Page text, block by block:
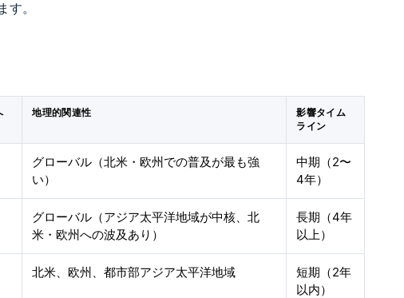
。
地理的関連性
影響タイム
ライン
グローバル（北米・欧州での普及が最も強
い）
中期（2〜
4年）
グローバル（アジア太平洋地域が中核、北
米・欧州への波及あり）
長期（4年
以上）
北米、欧州、都市部アジア太平洋地域
短期（2年
以内）